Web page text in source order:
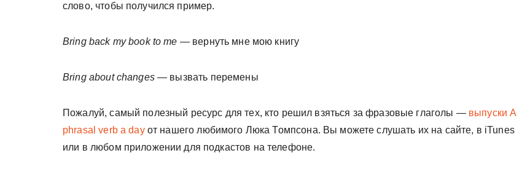
слово, чтобы получился пример.
Bring back my book to me — вернуть мне мою книгу
Bring about changes— вызвать перемены
Пожалуй, самый полезный ресурс для тех, кто решил взяться за фразовые глаголы — выпуски A
phrasal verb a dayот нашего любимого Люка Томпсона. Вы можете слушать их на сайте, в iTunes
или в любом приложении для подкастов на телефоне.